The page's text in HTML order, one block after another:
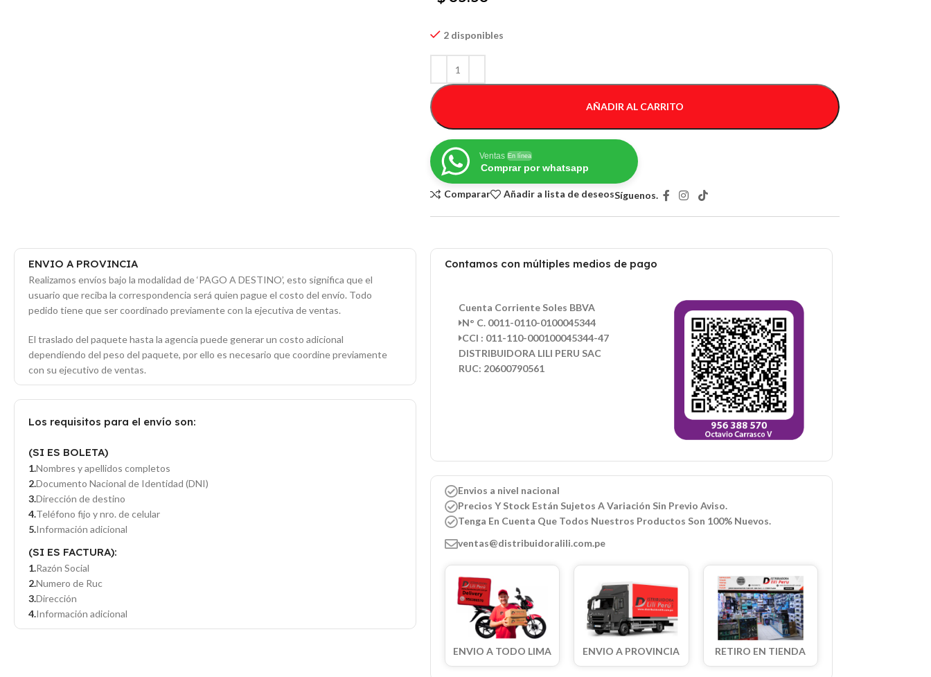
2 disponibles
AÑADIR AL CARRITO
Ventas En línea
Comprar por whatsapp
Comparar Añadir a lista de deseosSíguenos.
ENVIO A PROVINCIA
Realizamos envíos bajo la modalidad de ‘PAGO A DESTINO’, esto significa que el
usuario que reciba la correspondencia será quien pague el costo del envío. Todo
pedido tiene que ser coordinado previamente con la ejecutiva de ventas.
El traslado del paquete hasta la agencia puede generar un costo adicional
dependiendo del peso del paquete, por ello es necesario que coordine previamente
con su ejecutivo de ventas.
Los requisitos para el envío son:
(SI ES BOLETA)
Nombres y apellidos completos
Documento Nacional de Identidad (DNI)
Dirección de destino
Teléfono fijo y nro. de celular
Información adicional
(SI ES FACTURA):
Razón Social
Numero de Ruc
Dirección
Información adicional
Contamos con múltiples medios de pago
Cuenta Corriente Soles BBVA
N° C. 0011-0110-0100045344
CCI : 011-110-000100045344-47
DISTRIBUIDORA LILI PERU SAC
RUC: 20600790561
Envios a nivel nacional
Precios Y Stock Están Sujetos A Variación Sin Previo Aviso.
Tenga En Cuenta Que Todos Nuestros Productos Son 100% Nuevos.
ventas@distribuidoralili.com.pe
ENVIO A TODO LIMA ENVIO A PROVINCIA RETIRO EN TIENDA